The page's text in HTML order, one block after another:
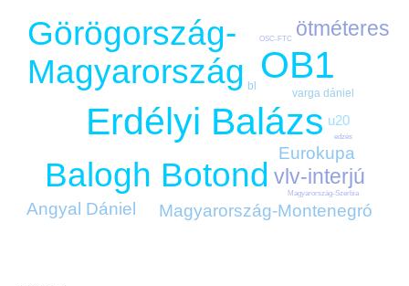
Erdélyi Balázs
OB1
Balogh Botond
Görögország-
Magyarország
vlv-interjú
ötméteres
Angyal Dániel
Eurokupa
Magyarország-Montenegró
u20
bl
varga dániel
edzés
Magyarország-Szerbia
OSC-FTC